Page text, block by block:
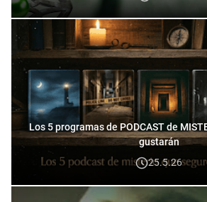
Los 5 programas de PODCAST de
gustarán
25.5.26